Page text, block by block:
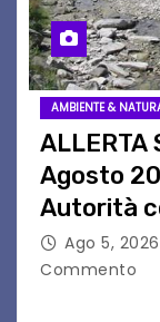
AMBIENTE &
ALLERTA
Agosto
Autorità
Ago 5, 2026
Commento